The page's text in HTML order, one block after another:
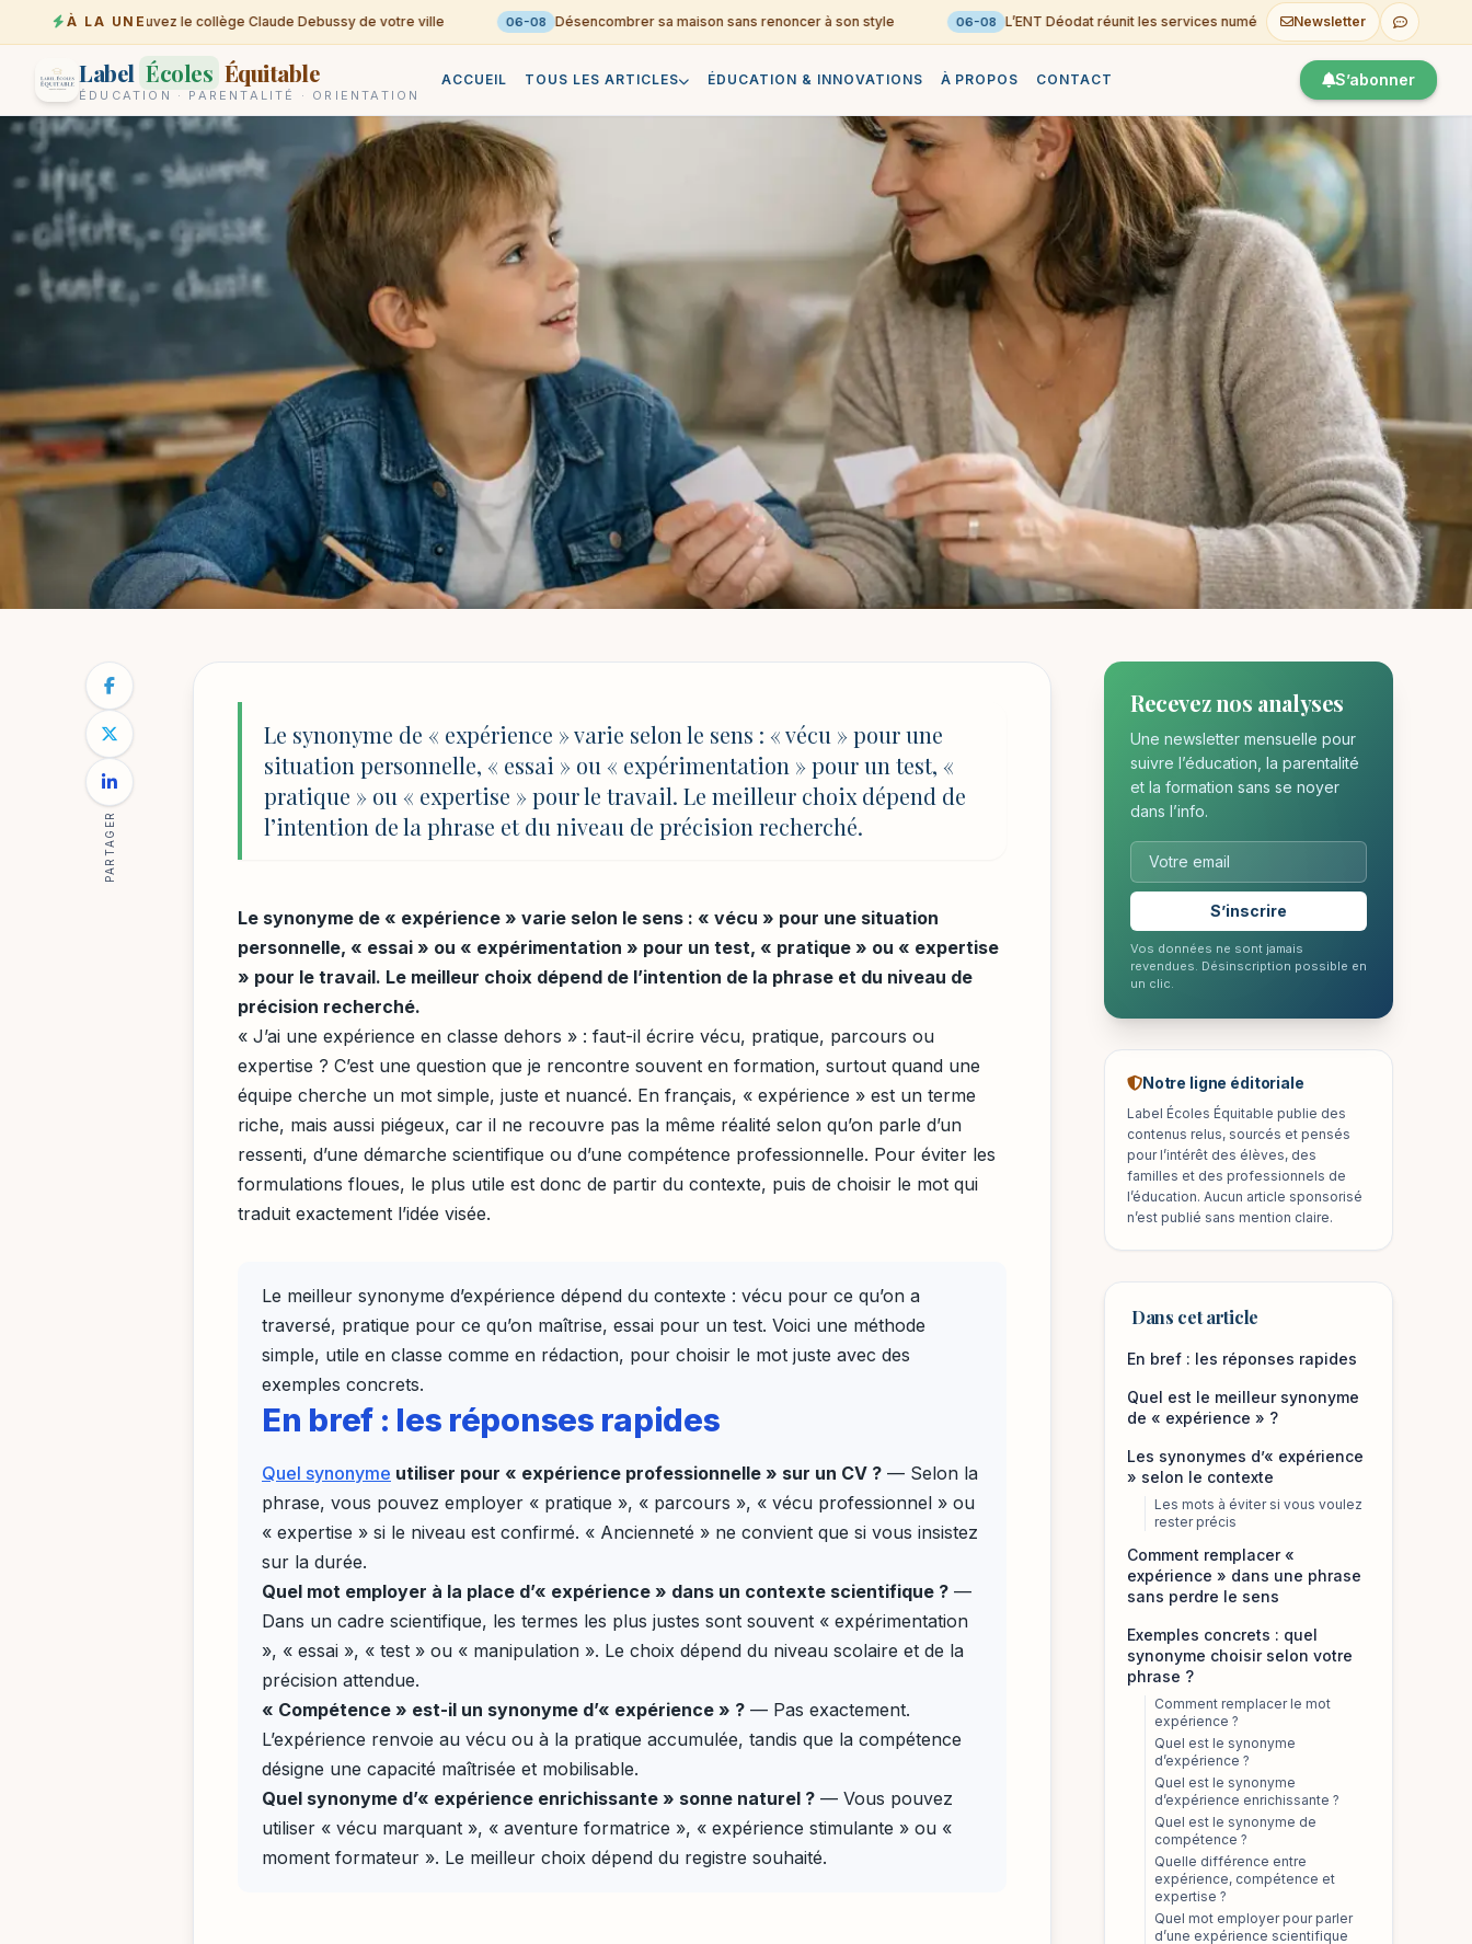
À LA UNE
07-08 Trouvez le collège Claude Debussy de votre ville 06-08 Désencombrer sa maison sans renoncer à son style 06-08 L’ENT Déodat réunit les services numériques du Lycée 06-08
Newsletter
Label Écoles Équitable
ÉDUCATION · PARENTALITÉ · ORIENTATION
ACCUEIL TOUS LES ARTICLES ÉDUCATION & INNOVATIONS À PROPOS CONTACT S’abonner
NOTRE BLOG
Expérience synonyme : le bon mot selon le
contexte
Mathilde Reynaud
PARTAGER
Le synonyme de « expérience » varie selon le sens : « vécu » pour une
situation personnelle, « essai » ou « expérimentation » pour un test, «
pratique » ou « expertise » pour le travail. Le meilleur choix dépend de
l’intention de la phrase et du niveau de précision recherché.
Le synonyme de « expérience » varie selon le sens : « vécu » pour une situation
personnelle, « essai » ou « expérimentation » pour un test, « pratique » ou « expertise
» pour le travail. Le meilleur choix dépend de l’intention de la phrase et du niveau de
précision recherché.
« J’ai une expérience en classe dehors » : faut-il écrire vécu, pratique, parcours ou
expertise ? C’est une question que je rencontre souvent en formation, surtout quand une
équipe cherche un mot simple, juste et nuancé. En français, « expérience » est un terme
riche, mais aussi piégeux, car il ne recouvre pas la même réalité selon qu’on parle d’un
ressenti, d’une démarche scientifique ou d’une compétence professionnelle. Pour éviter les
formulations floues, le plus utile est donc de partir du contexte, puis de choisir le mot qui
traduit exactement l’idée visée.
Le meilleur synonyme d’expérience dépend du contexte : vécu pour ce qu’on a
traversé, pratique pour ce qu’on maîtrise, essai pour un test. Voici une méthode
simple, utile en classe comme en rédaction, pour choisir le mot juste avec des
exemples concrets.
En bref : les réponses rapides
Quel synonyme utiliser pour « expérience professionnelle » sur un CV ? — Selon la
phrase, vous pouvez employer « pratique », « parcours », « vécu professionnel » ou
« expertise » si le niveau est confirmé. « Ancienneté » ne convient que si vous insistez
sur la durée.
Quel mot employer à la place d’« expérience » dans un contexte scientifique ? —
Dans un cadre scientifique, les termes les plus justes sont souvent « expérimentation
», « essai », « test » ou « manipulation ». Le choix dépend du niveau scolaire et de la
précision attendue.
« Compétence » est-il un synonyme d’« expérience » ? — Pas exactement.
L’expérience renvoie au vécu ou à la pratique accumulée, tandis que la compétence
désigne une capacité maîtrisée et mobilisable.
Quel synonyme d’« expérience enrichissante » sonne naturel ? — Vous pouvez
utiliser « vécu marquant », « aventure formatrice », « expérience stimulante » ou «
moment formateur ». Le meilleur choix dépend du registre souhaité.
Recevez nos analyses
Une newsletter mensuelle pour
suivre l’éducation, la parentalité
et la formation sans se noyer
dans l’info.
S’inscrire
Vos données ne sont jamais
revendues. Désinscription possible en
un clic.
Notre ligne éditoriale
Label Écoles Équitable publie des
contenus relus, sourcés et pensés
pour l’intérêt des élèves, des
familles et des professionnels de
l’éducation. Aucun article sponsorisé
n’est publié sans mention claire.
Dans cet article
En bref : les réponses rapides
Quel est le meilleur synonyme
de « expérience » ?
Les synonymes d’« expérience
» selon le contexte
Les mots à éviter si vous voulez
rester précis
Comment remplacer «
expérience » dans une phrase
sans perdre le sens
Exemples concrets : quel
synonyme choisir selon votre
phrase ?
Comment remplacer le mot
expérience ?
Quel est le synonyme
d’expérience ?
Quel est le synonyme
d’expérience enrichissante ?
Quel est le synonyme de
compétence ?
Quelle différence entre
expérience, compétence et
expertise ?
Quel mot employer pour parler
d’une expérience scientifique